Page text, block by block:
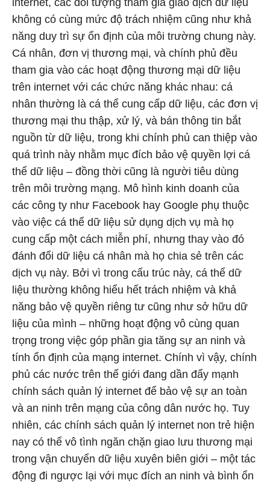
internet, các đối tượng tham gia giao dịch dữ liệu
không có cùng mức độ trách nhiệm cũng như khả
năng duy trì sự ổn định của môi trường chung này.
Cá nhân, đơn vị thương mại, và chính phủ đều
tham gia vào các hoạt động thương mại dữ liệu
trên internet với các chức năng khác nhau: cá
nhân thường là cá thể cung cấp dữ liệu, các đơn vị
thương mại thu thập, xử lý, và bán thông tin bắt
nguồn từ dữ liệu, trong khi chính phủ can thiệp vào
quá trình này nhằm mục đích bảo vệ quyền lợi cá
thể dữ liệu – đồng thời cũng là người tiêu dùng
trên môi trường mạng. Mô hình kinh doanh của
các công ty như Facebook hay Google phụ thuộc
vào việc cá thể dữ liệu sử dụng dịch vụ mà họ
cung cấp một cách miễn phí, nhưng thay vào đó
đánh đổi dữ liệu cá nhân mà họ chia sẻ trên các
dịch vụ này. Bởi vì trong cấu trúc này, cá thể dữ
liệu thường không hiểu hết trách nhiệm và khả
năng bảo vệ quyền riêng tư cũng như sở hữu dữ
liệu của mình – những hoạt động vô cùng quan
trọng trong việc góp phần gia tăng sự an ninh và
tính ổn định của mạng internet. Chính vì vậy, chính
phủ các nước trên thế giới đang dần đẩy mạnh
chính sách quản lý internet để bảo vệ sự an toàn
và an ninh trên mạng của công dân nước họ. Tuy
nhiên, các chính sách quản lý internet non trẻ hiện
nay có thể vô tình ngăn chặn giao lưu thương mại
trong vận chuyển dữ liệu xuyên biên giới – một tác
động đi ngược lại với mục đích an ninh và bình ổn